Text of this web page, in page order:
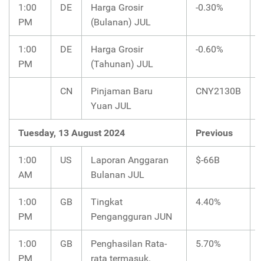
1:00
PM
DE
Harga Grosir
(Bulanan) JUL
-0.30%
1:00
PM
DE
Harga Grosir
(Tahunan) JUL
-0.60%
CN
Pinjaman Baru
Yuan JUL
CNY2130B
Tuesday, 13 August 2024 Previous
1:00
AM
US
Laporan Anggaran
Bulanan JUL
$-66B
1:00
PM
GB
Tingkat
Pengangguran JUN
4.40%
1:00
PM
GB
Penghasilan Rata-
rata termasuk.
5.70%